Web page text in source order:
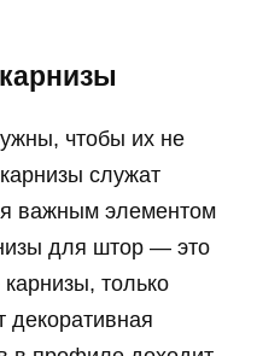
чтобы их не
служат
важным элементом
для штор — это
только
декоративная